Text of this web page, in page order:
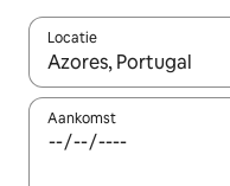
Locatie
Wanneer er
Aankomst